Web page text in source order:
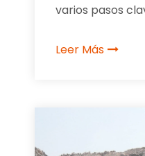
varios pasos
continuación se
Leer Más